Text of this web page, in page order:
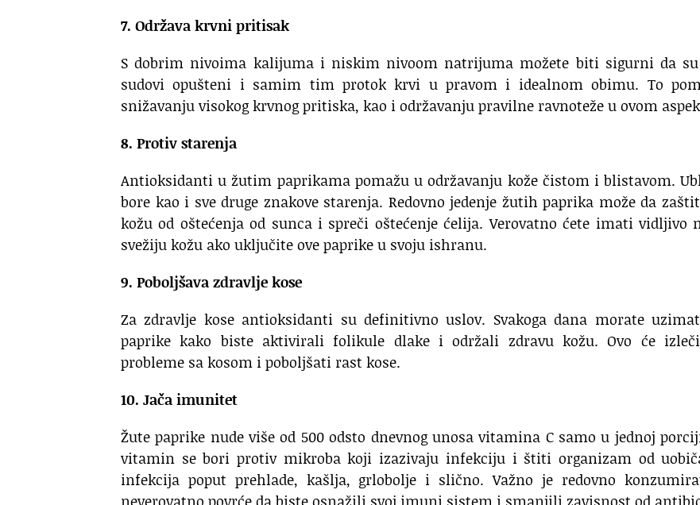
7. Održava krvni pritisak
S dobrim nivoima kalijuma i niskim nivoom natrijuma možete biti sigurni da
sudovi opušteni i samim tim protok krvi u pravom i idealnom obimu. To
snižavanju visokog krvnog pritiska, kao i održavanju pravilne ravnoteže u ovom
8. Protiv starenja
Antioksidanti u žutim paprikama pomažu u održavanju kože čistom i blistavom.
bore kao i sve druge znakove starenja. Redovno jedenje žutih paprika može da
kožu od oštećenja od sunca i spreči oštećenje ćelija. Verovatno ćete imati vidljivo
svežiju kožu ako uključite ove paprike u svoju ishranu.
9. Poboljšava zdravlje kose
Za zdravlje kose antioksidanti su definitivno uslov. Svakoga dana morate
paprike kako biste aktivirali folikule dlake i održali zdravu kožu. Ovo će
probleme sa kosom i poboljšati rast kose.
10. Jača imunitet
Žute paprike nude više od 500 odsto dnevnog unosa vitamina C samo u jednoj
vitamin se bori protiv mikroba koji izazivaju infekciju i štiti organizam od
infekcija poput prehlade, kašlja, grlobolje i slično. Važno je redovno